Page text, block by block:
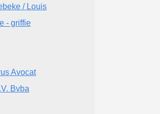
/ Louis
- griffie
Avocat
Bvba